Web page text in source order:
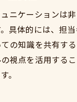
透明性
信頼関係
契約時の
ニケーションは
具体的には、担
の知識を共有す
視点を活用する
。